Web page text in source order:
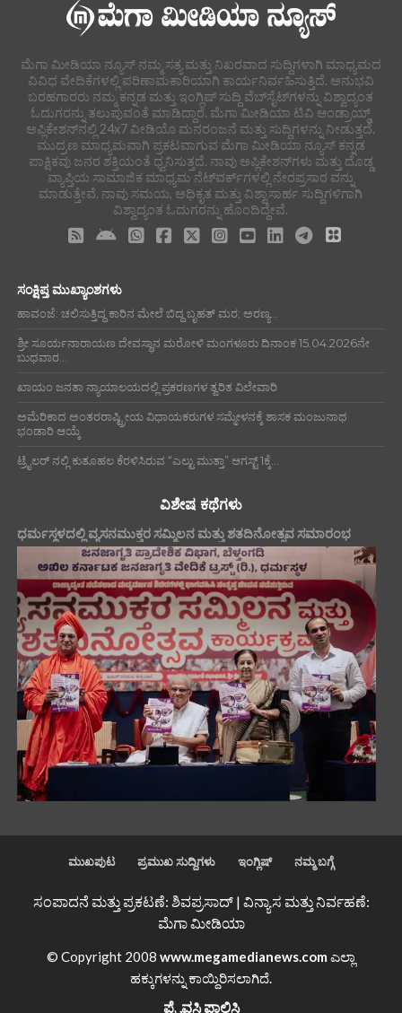
ಮೆಗಾ ಮೀಡಿಯಾ ನ್ಯೂಸ್ ನಮ್ಮ ಸತ್ಯ ಮತ್ತು ನಿಖರವಾದ ಸುದ್ದಿಗಳಾಗಿ ಮಾಧ್ಯಮದ
ವಿವಿಧ ವೇದಿಕೆಗಳಲ್ಲಿ ಪರಿಣಾಮಕಾರಿಯಾಗಿ ಕಾರ್ಯನಿರ್ವಹಿಸುತ್ತಿದೆ. ಅನುಭವಿ
ಬರಹಗಾರರು ನಮ್ಮ ಕನ್ನಡ ಮತ್ತು ಇಂಗ್ಲಿಷ್ ಸುದ್ದಿ ವೆಬ್‌ಸೈಟ್‌ಗಳನ್ನು ವಿಶ್ವಾದ್ಯಂತ
ಓದುಗರನ್ನು ತಲುಪುವಂತೆ ಮಾಡಿದ್ದಾರೆ. ಮೆಗಾ ಮೀಡಿಯಾ ಟಿವಿ ಆಂಡ್ರಾಯ್ಡ್
ಅಪ್ಲಿಕೇಶನ್‌ನಲ್ಲಿ 24x7 ವೀಡಿಯೊ ಮನರಂಜನೆ ಮತ್ತು ಸುದ್ದಿಗಳನ್ನು ನೀಡುತ್ತದೆ.
ಮುದ್ರಣ ಮಾಧ್ಯಮವಾಗಿ ಪ್ರಕಟವಾಗುವ ಮೆಗಾ ಮೀಡಿಯಾ ನ್ಯೂಸ್ ಕನ್ನಡ
ಪಾಕ್ಷಿಕವು ಜನರ ಶಕ್ತಿಯಂತೆ ಧ್ವನಿಸುತ್ತದೆ. ನಾವು ಅಪ್ಲಿಕೇಶನ್‌ಗಳು ಮತ್ತು ದೊಡ್ಡ
ವ್ಯಾಪ್ತಿಯ ಸಾಮಾಜಿಕ ಮಾಧ್ಯಮ ನೆಟ್‌ವರ್ಕ್‌ಗಳಲ್ಲಿ ನೇರಪ್ರಸಾರ ವನ್ನು
ಮಾಡುತ್ತೇವೆ. ನಾವು ಸಮಯ, ಅಧಿಕೃತ ಮತ್ತು ವಿಶ್ವಾಸಾರ್ಹ ಸುದ್ದಿಗಳಿಗಾಗಿ
ವಿಶ್ವಾದ್ಯಂತ ಓದುಗರನ್ನು ಹೊಂದಿದ್ದೇವೆ.
ಸಂಕ್ಷಿಪ್ತ ಮುಖ್ಯಾಂಶಗಳು
ಹಾವಂಜೆ: ಚಲಿಸುತ್ತಿದ್ದ ಕಾರಿನ ಮೇಲೆ ಬಿದ್ದ ಬೃಹತ್ ಮರ; ಅರಣ್ಯ...
ಶ್ರೀ ಸೂರ್ಯನಾರಾಯಣ ದೇವಸ್ಥಾನ ಮರೋಳಿ ಮಂಗಳೂರು ದಿನಾಂಕ 15.04.2026ನೇ
ಬುಧವಾರ...
ಖಾಯಂ ಜನತಾ ನ್ಯಾಯಾಲಯದಲ್ಲಿ ಪ್ರಕರಣಗಳ ತ್ವರಿತ ವಿಲೇವಾರಿ
ಅಮೆರಿಕಾದ ಅಂತರರಾಷ್ಟ್ರೀಯ ವಿಧಾಯಕರುಗಳ ಸಮ್ಮೇಳನಕ್ಕೆ ಶಾಸಕ ಮಂಜುನಾಥ
ಭಂಡಾರಿ ಆಯ್ಕೆ
ಟ್ರೈಲರ್ ನಲ್ಲಿ ಕುತೂಹಲ ಕೆರಳಿಸಿರುವ “ಎಲ್ಟು ಮುತ್ತಾ” ಆಗಸ್ಟ್ 1ಕ್ಕೆ...
ವಿಶೇಷ ಕಥೆಗಳು
ಧರ್ಮಸ್ಥಳದಲ್ಲಿ ವ್ಯಸನಮುಕ್ತರ ಸಮ್ಮಿಲನ ಮತ್ತು ಶತದಿನೋತ್ಸವ ಸಮಾರಂಭ
ಮುಖಪುಟ ಪ್ರಮುಖ ಸುದ್ದಿಗಳು ಇಂಗ್ಲಿಷ್ ನಮ್ಮ ಬಗ್ಗೆ
ಸಂಪಾದನೆ ಮತ್ತು ಪ್ರಕಟಣೆ: ಶಿವಪ್ರಸಾದ್ | ವಿನ್ಯಾಸ ಮತ್ತು ನಿರ್ವಹಣೆ:
ಮೆಗಾ ಮೀಡಿಯಾ
© Copyright 2008 www.megamedianews.com ಎಲ್ಲಾ
ಹಕ್ಕುಗಳನ್ನು ಕಾಯ್ದಿರಿಸಲಾಗಿದೆ.
ಪ್ರೈವಸಿ ಪಾಲಿಸಿ